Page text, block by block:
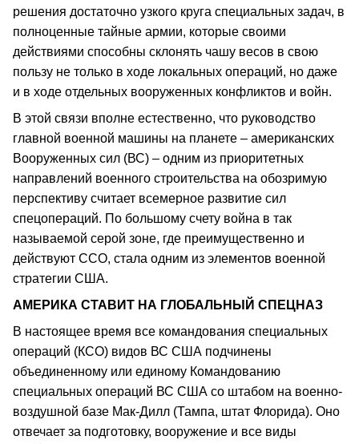
решения достаточно узкого круга специальных задач, в
полноценные тайные армии, которые своими
действиями способны склонять чашу весов в свою
пользу не только в ходе локальных операций, но даже
и в ходе отдельных вооруженных конфликтов и войн.
В этой связи вполне естественно, что руководство
главной военной машины на планете – американских
Вооруженных сил (ВС) – одним из приоритетных
направлений военного строительства на обозримую
перспективу считает всемерное развитие сил
спецопераций. По большому счету война в так
называемой серой зоне, где преимущественно и
действуют ССО, стала одним из элементов военной
стратегии США.
АМЕРИКА СТАВИТ НА ГЛОБАЛЬНЫЙ СПЕЦНАЗ
В настоящее время все командования специальных
операций (КСО) видов ВС США подчинены
объединенному или единому Командованию
специальных операций ВС США со штабом на военно-
воздушной базе Мак-Дилл (Тампа, штат Флорида). Оно
отвечает за подготовку, вооружение и все виды